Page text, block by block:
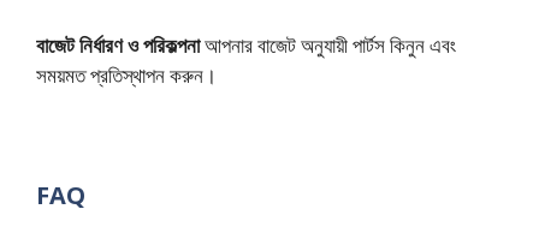
বাজেট নির্ধারণ ও পরিকল্পনাআপনার বাজেট অনুযায়ী পার্টস কিনুন এবং
সময়মত প্রতিস্থাপন করুন।
FAQ